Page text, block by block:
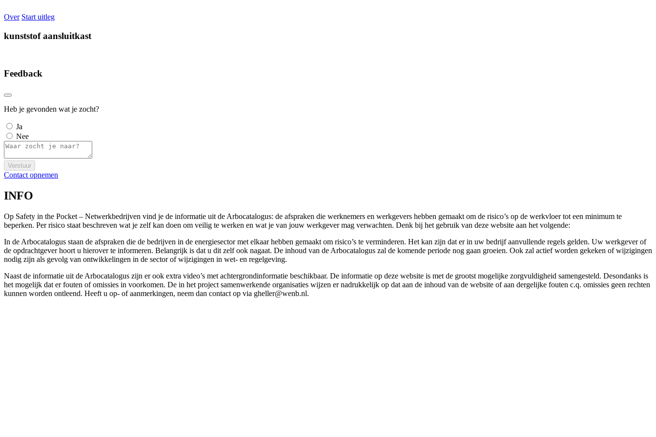
Over Start uitleg
kunststof aansluitkast
Feedback
Heb je gevonden wat je zocht?
Ja
Nee
Verstuur
Contact opnemen
INFO
Op Safety in the Pocket – Netwerkbedrijven vind je de informatie uit de Arbocatalogus: de afspraken die werknemers en werkgevers hebben gemaakt om de risico’s op de werkvloer tot een minimum te
beperken. Per risico staat beschreven wat je zelf kan doen om veilig te werken en wat je van jouw werkgever mag verwachten. Denk bij het gebruik van deze website aan het volgende:
In de Arbocatalogus staan de afspraken die de bedrijven in de energiesector met elkaar hebben gemaakt om risico’s te verminderen. Het kan zijn dat er in uw bedrijf aanvullende regels gelden. Uw werkgever of
de opdrachtgever hoort u hierover te informeren. Belangrijk is dat u dit zelf ook nagaat. De inhoud van de Arbocatalogus zal de komende periode nog gaan groeien. Ook zal actief worden gekeken of wijzigingen
nodig zijn als gevolg van ontwikkelingen in de sector of wijzigingen in wet- en regelgeving.
Naast de informatie uit de Arbocatalogus zijn er ook extra video’s met achtergrondinformatie beschikbaar. De informatie op deze website is met de grootst mogelijke zorgvuldigheid samengesteld. Desondanks is
het mogelijk dat er fouten of omissies in voorkomen. De in het project samenwerkende organisaties wijzen er nadrukkelijk op dat aan de inhoud van de website of aan dergelijke fouten c.q. omissies geen rechten
kunnen worden ontleend. Heeft u op- of aanmerkingen, neem dan contact op via gheller@wenb.nl.